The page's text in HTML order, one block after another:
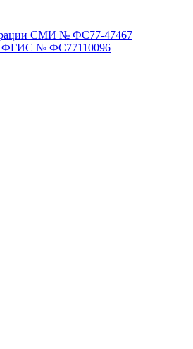
СМИ № ФС77-47467
ФГИС № ФС77110096